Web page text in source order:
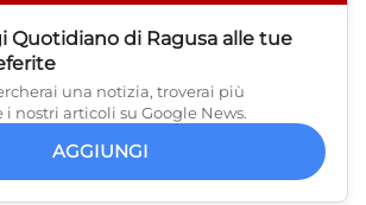
Quotidiano di Ragusa alle tue
una notizia, troverai più
nostri articoli su Google News.
AGGIUNGI